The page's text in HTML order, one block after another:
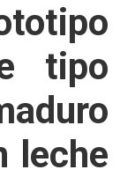
tipo
leche